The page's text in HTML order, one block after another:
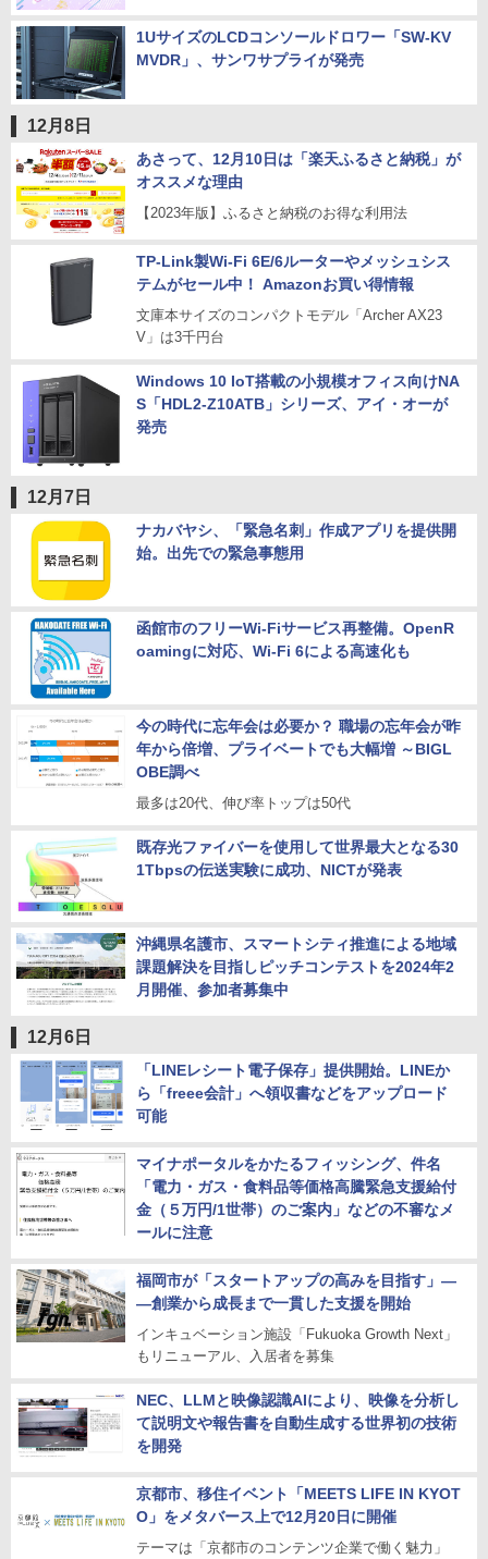
1UサイズのLCDコンソールドロワー「SW-KV
MVDR」、サンワサプライが発売
12月8日
あさって、12月10日は「楽天ふるさと納税」が
オススメな理由
【2023年版】ふるさと納税のお得な利用法
TP-Link製Wi-Fi 6E/6ルーターやメッシュシス
テムがセール中！ Amazonお買い得情報
文庫本サイズのコンパクトモデル「Archer AX23
V」は3千円台
Windows 10 IoT搭載の小規模オフィス向けNA
S「HDL2-Z10ATB」シリーズ、アイ・オーが
発売
12月7日
ナカバヤシ、「緊急名刺」作成アプリを提供開
始。出先での緊急事態用
函館市のフリーWi-Fiサービス再整備。OpenR
oamingに対応、Wi-Fi 6による高速化も
今の時代に忘年会は必要か？ 職場の忘年会が昨
年から倍増、プライベートでも大幅増 ～BIGL
OBE調べ
最多は20代、伸び率トップは50代
既存光ファイバーを使用して世界最大となる30
1Tbpsの伝送実験に成功、NICTが発表
沖縄県名護市、スマートシティ推進による地域
課題解決を目指しピッチコンテストを2024年2
月開催、参加者募集中
12月6日
「LINEレシート電子保存」提供開始。LINEか
ら「freee会計」へ領収書などをアップロード
可能
マイナポータルをかたるフィッシング、件名
「電力・ガス・食料品等価格高騰緊急支援給付
金（５万円/1世帯）のご案内」などの不審なメ
ールに注意
福岡市が「スタートアップの高みを目指す」―
―創業から成長まで一貫した支援を開始
インキュベーション施設「Fukuoka Growth Next」
もリニューアル、入居者を募集
NEC、LLMと映像認識AIにより、映像を分析し
て説明文や報告書を自動生成する世界初の技術
を開発
京都市、移住イベント「MEETS LIFE IN KYOT
O」をメタバース上で12月20日に開催
テーマは「京都市のコンテンツ企業で働く魅力」